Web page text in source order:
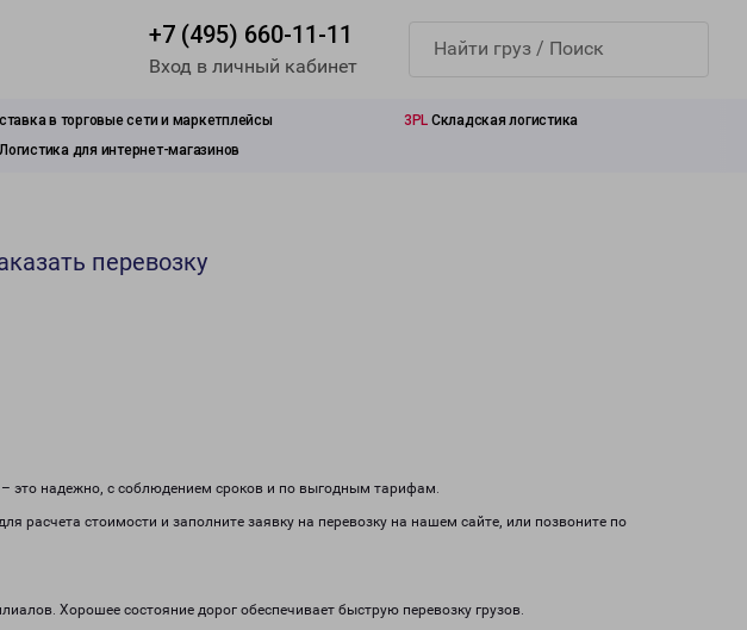
+7 (495) 660-11-11
Вход в личный кабинет
в торговые сети и маркетплейсы 3PL Складская логистика
для интернет-магазинов
перевозку
– это надежно, с соблюдением сроков и по выгодным тарифам.
расчета стоимости и заполните заявку на перевозку на нашем сайте, или позвоните по
Хорошее состояние дорог обеспечивает быструю перевозку грузов.